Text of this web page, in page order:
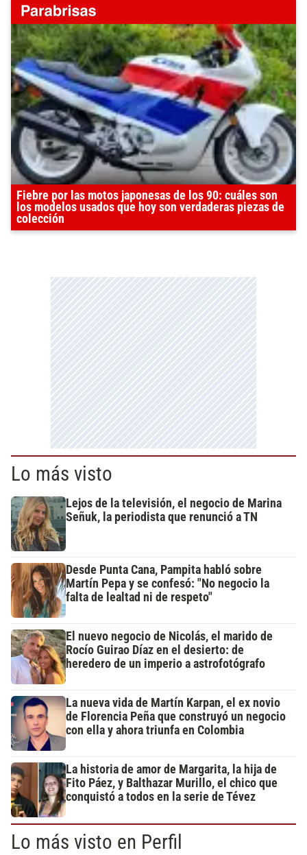
Fiebre por las motos japonesas de los 90: cuáles son
los modelos usados que hoy son verdaderas piezas de
colección
Lo más visto
Lejos de la televisión, el negocio de Marina
Señuk, la periodista que renunció a TN
Desde Punta Cana, Pampita habló sobre
Martín Pepa y se confesó: "No negocio la
falta de lealtad ni de respeto"
El nuevo negocio de Nicolás, el marido de
Rocío Guirao Díaz en el desierto: de
heredero de un imperio a astrofotógrafo
La nueva vida de Martín Karpan, el ex novio
de Florencia Peña que construyó un negocio
con ella y ahora triunfa en Colombia
La historia de amor de Margarita, la hija de
Fito Páez, y Balthazar Murillo, el chico que
conquistó a todos en la serie de Tévez
Lo más visto en Perfil